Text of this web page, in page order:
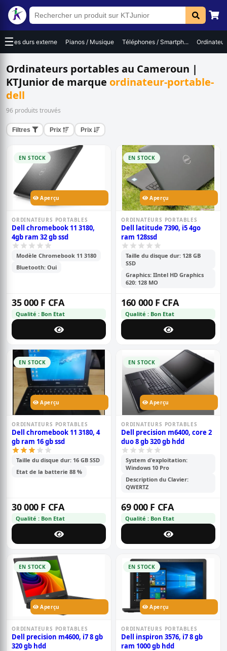
☰ durs externe Pianos / Musique Téléphones / Smartph...
Ordinateurs portables au Cameroun |
KTJunior de marque ordinateur-portable-
dell
96 produits trouvés
Filtres Prix Prix
EN STOCK
Aperçu
ORDINATEURS PORTABLES
Dell chromebook 11 3180,
4gb ram 32 gb ssd
Modèle Chromebook 11 3180
Bluetooth: Oui
35 000 F CFA
Qualité : Bon Etat
EN STOCK
Aperçu
ORDINATEURS PORTABLES
Dell latitude 7390, i5 4go
ram 128ssd
Taille du disque dur: 128 GB
SSD
Graphics: IIntel HD Graphics
620: 128 MO
160 000 F CFA
Qualité : Bon Etat
EN STOCK
Aperçu
ORDINATEURS PORTABLES
Dell chromebook 11 3180, 4
gb ram 16 gb ssd
Taille du disque dur: 16 GB SSD
Etat de la batterie 88 %
30 000 F CFA
Qualité : Bon Etat
EN STOCK
Aperçu
ORDINATEURS PORTABLES
Dell precision m6400, core 2
duo 8 gb 320 gb hdd
System d'exploitation:
Windows 10 Pro
Description du Clavier:
QWERTZ
69 000 F CFA
Qualité : Bon Etat
EN STOCK
Aperçu
ORDINATEURS PORTABLES
Dell precision m4600, i7 8 gb
320 gb hdd
EN STOCK
Aperçu
ORDINATEURS PORTABLES
Dell inspiron 3576, i7 8 gb
ram 1000 gb hdd